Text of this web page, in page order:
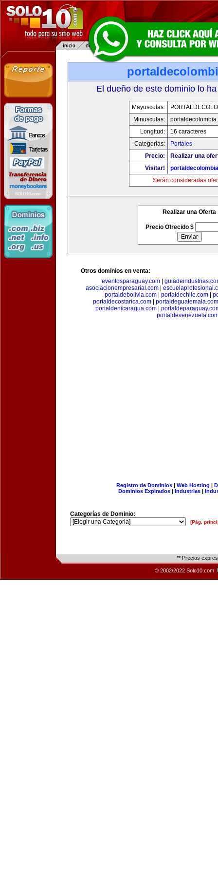
El dueño de este dominio lo
Mayusculas:
Minusculas:
Longitud:
16 caracteres
Categorias:
Portales
Precio:
Realizar una
Visitar!
Serán consideradas
Realizar una Oferta
Precio Ofrecido $
Otros dominios en venta:
eventosparaguay.com
asociacionempresarial.com|
portaldebolivia.com| portaldechile.com|
portaldecostarica.com
portaldeguatemala.com
portaldenicaragua.com|
Registro de Dominios| Web Hosting |
Dominios Expirados | Industrias |
Categorías de Dominio:
[Pág.
** Precios
© 2002/2022 Solo10.com